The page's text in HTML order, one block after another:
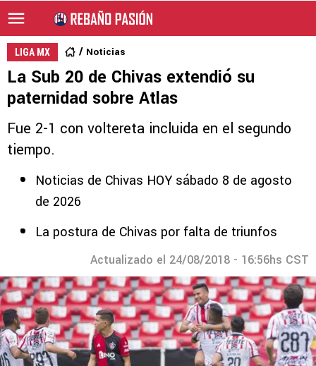
LIGA MX Noticias
La Sub 20 de Chivas extendió su
paternidad sobre Atlas
Fue 2-1 con voltereta incluida en el segundo
tiempo.
Noticias de Chivas HOY sábado 8 de agosto
de 2026
La postura de Chivas por falta de triunfos
Actualizado el 24/08/2018 - 16:56hs CST